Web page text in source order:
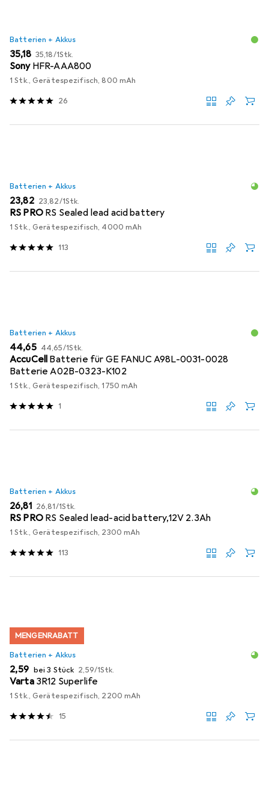
Batterien + Akkus
EUR
35,18 EUR
35,18/1Stk.
Sony HFR-AAA800
1 Stk., Gerätespezifisch, 800 mAh
26
Batterien + Akkus
EUR
23,82 EUR
23,82/1Stk.
RS PRO RS Sealed lead acid battery
1 Stk., Gerätespezifisch, 4000 mAh
113
Batterien + Akkus
EUR
44,65 EUR
44,65/1Stk.
AccuCell Batterie für GE FANUC A98L-0031-0028
Batterie A02B-0323-K102
1 Stk., Gerätespezifisch, 1750 mAh
1
Batterien + Akkus
EUR
26,81 EUR
26,81/1Stk.
RS PRO RS Sealed lead-acid battery,12V 2.3Ah
1 Stk., Gerätespezifisch, 2300 mAh
113
MENGENRABATT
Batterien + Akkus
EUR
2,59 bei 3 Stück EUR
2,59/1Stk.
Varta 3R12 Superlife
1 Stk., Gerätespezifisch, 2200 mAh
15